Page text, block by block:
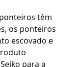
têm
os ponteiros
escovado e
para a